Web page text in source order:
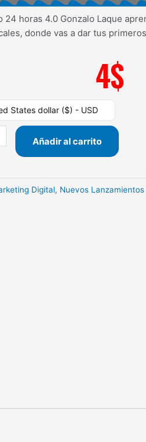
24 horas 4.0 Gonzalo Laque
donde vas a dar tus
4$
States dollar ($) - USD
Añadir al carrito
Digital, Nuevos Lanzamientos